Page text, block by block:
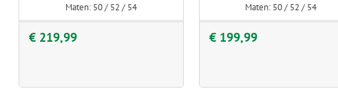
Maten: 50 / 52 / 54
€ 219,99
Maten: 50 / 52 / 54
€ 199,99